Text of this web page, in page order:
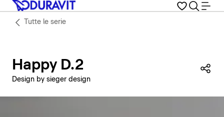
Tutte le serie
Happy D.2
Design by sieger design